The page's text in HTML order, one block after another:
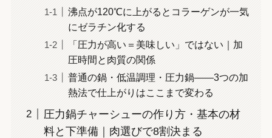
沸点が120℃に上がるとコラーゲンが一気
にゼラチン化する
「圧力が高い＝美味しい」ではない｜加
圧時間と肉質の関係
普通の鍋・低温調理・圧力鍋——3つの加
熱法で仕上がりはここまで変わる
圧力鍋チャーシューの作り方・基本の材
料と下準備｜肉選びで8割決まる